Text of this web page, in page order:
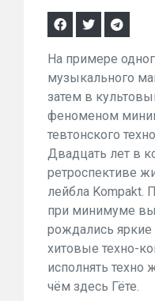
На примере
музыкального
затем в
феноменом
тевтонского
Двадцать лет в
ретроспективе
лейбла Kompakt.
при минимуме
рождались
хитовые техно-
исполнять техно
чём здесь Гёте.